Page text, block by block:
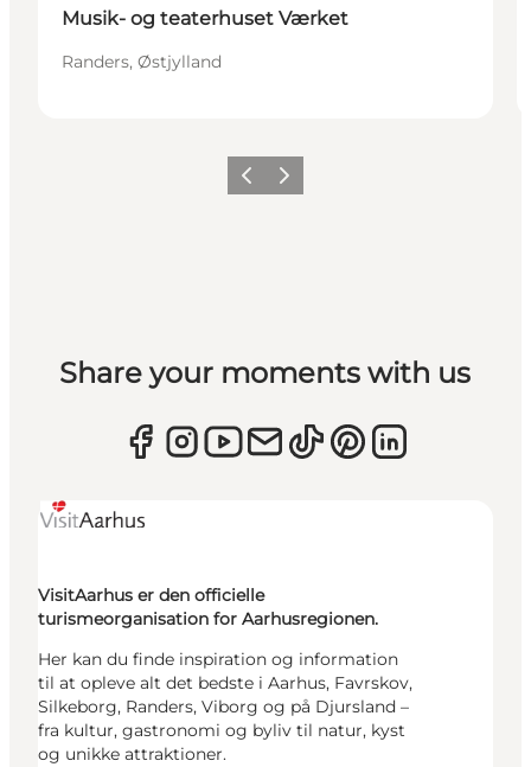
Musik- og teaterhuset Værket
Randers, Østjylland
ForrigeNæste
Share your moments with us
VisitAarhus er den officielle
turismeorganisation for Aarhusregionen.
Her kan du finde inspiration og information
til at opleve alt det bedste i Aarhus, Favrskov,
Silkeborg, Randers, Viborg og på Djursland –
fra kultur, gastronomi og byliv til natur, kyst
og unikke attraktioner.